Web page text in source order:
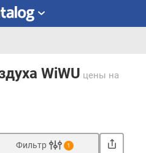
WiWU цены на
Фильтр 1